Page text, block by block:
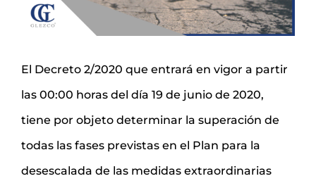
El Decreto 2/2020 que entrará en vigor a partir
las 00:00 horas del día 19 de junio de 2020,
tiene por objeto determinar la superación de
todas las fases previstas en el Plan para la
desescalada de las medidas extraordinarias